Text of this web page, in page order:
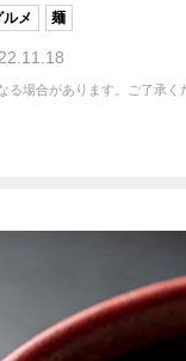
ルメ 麺
る場合があります。ご了承く